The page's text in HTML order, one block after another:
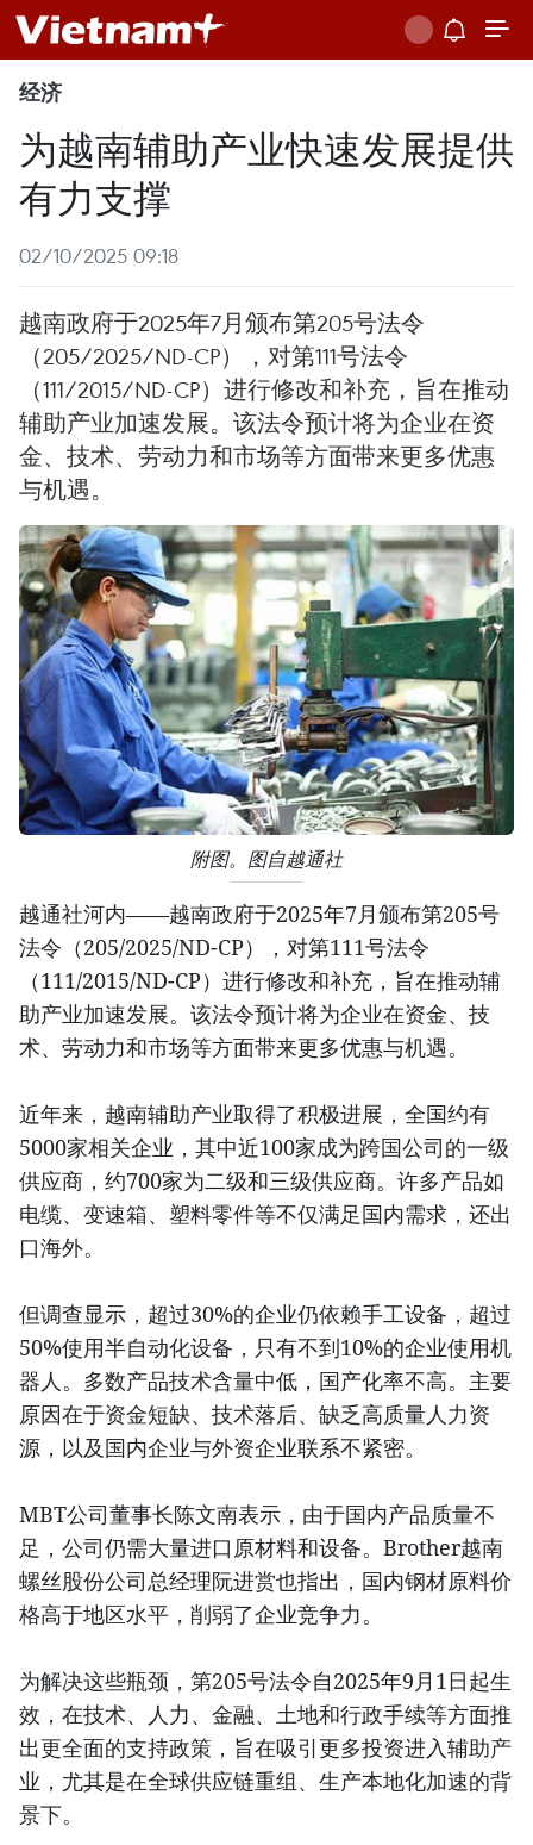
经济
为越南辅助产业快速发展提供
有力支撑
02/10/2025 09:18
越南政府于2025年7月颁布第205号法令
（205/2025/ND-CP），对第111号法令
（111/2015/ND-CP）进行修改和补充，旨在推动
辅助产业加速发展。该法令预计将为企业在资
金、技术、劳动力和市场等方面带来更多优惠
与机遇。
附图。图自越通社
越通社河内——越南政府于2025年7月颁布第205号
法令（205/2025/ND-CP），对第111号法令
（111/2015/ND-CP）进行修改和补充，旨在推动辅
助产业加速发展。该法令预计将为企业在资金、技
术、劳动力和市场等方面带来更多优惠与机遇。
近年来，越南辅助产业取得了积极进展，全国约有
5000家相关企业，其中近100家成为跨国公司的一级
供应商，约700家为二级和三级供应商。许多产品如
电缆、变速箱、塑料零件等不仅满足国内需求，还出
口海外。
但调查显示，超过30%的企业仍依赖手工设备，超过
50%使用半自动化设备，只有不到10%的企业使用机
器人。多数产品技术含量中低，国产化率不高。主要
原因在于资金短缺、技术落后、缺乏高质量人力资
源，以及国内企业与外资企业联系不紧密。
MBT公司董事长陈文南表示，由于国内产品质量不
足，公司仍需大量进口原材料和设备。Brother越南
螺丝股份公司总经理阮进赏也指出，国内钢材原料价
格高于地区水平，削弱了企业竞争力。
为解决这些瓶颈，第205号法令自2025年9月1日起生
效，在技术、人力、金融、土地和行政手续等方面推
出更全面的支持政策，旨在吸引更多投资进入辅助产
业，尤其是在全球供应链重组、生产本地化加速的背
景下。